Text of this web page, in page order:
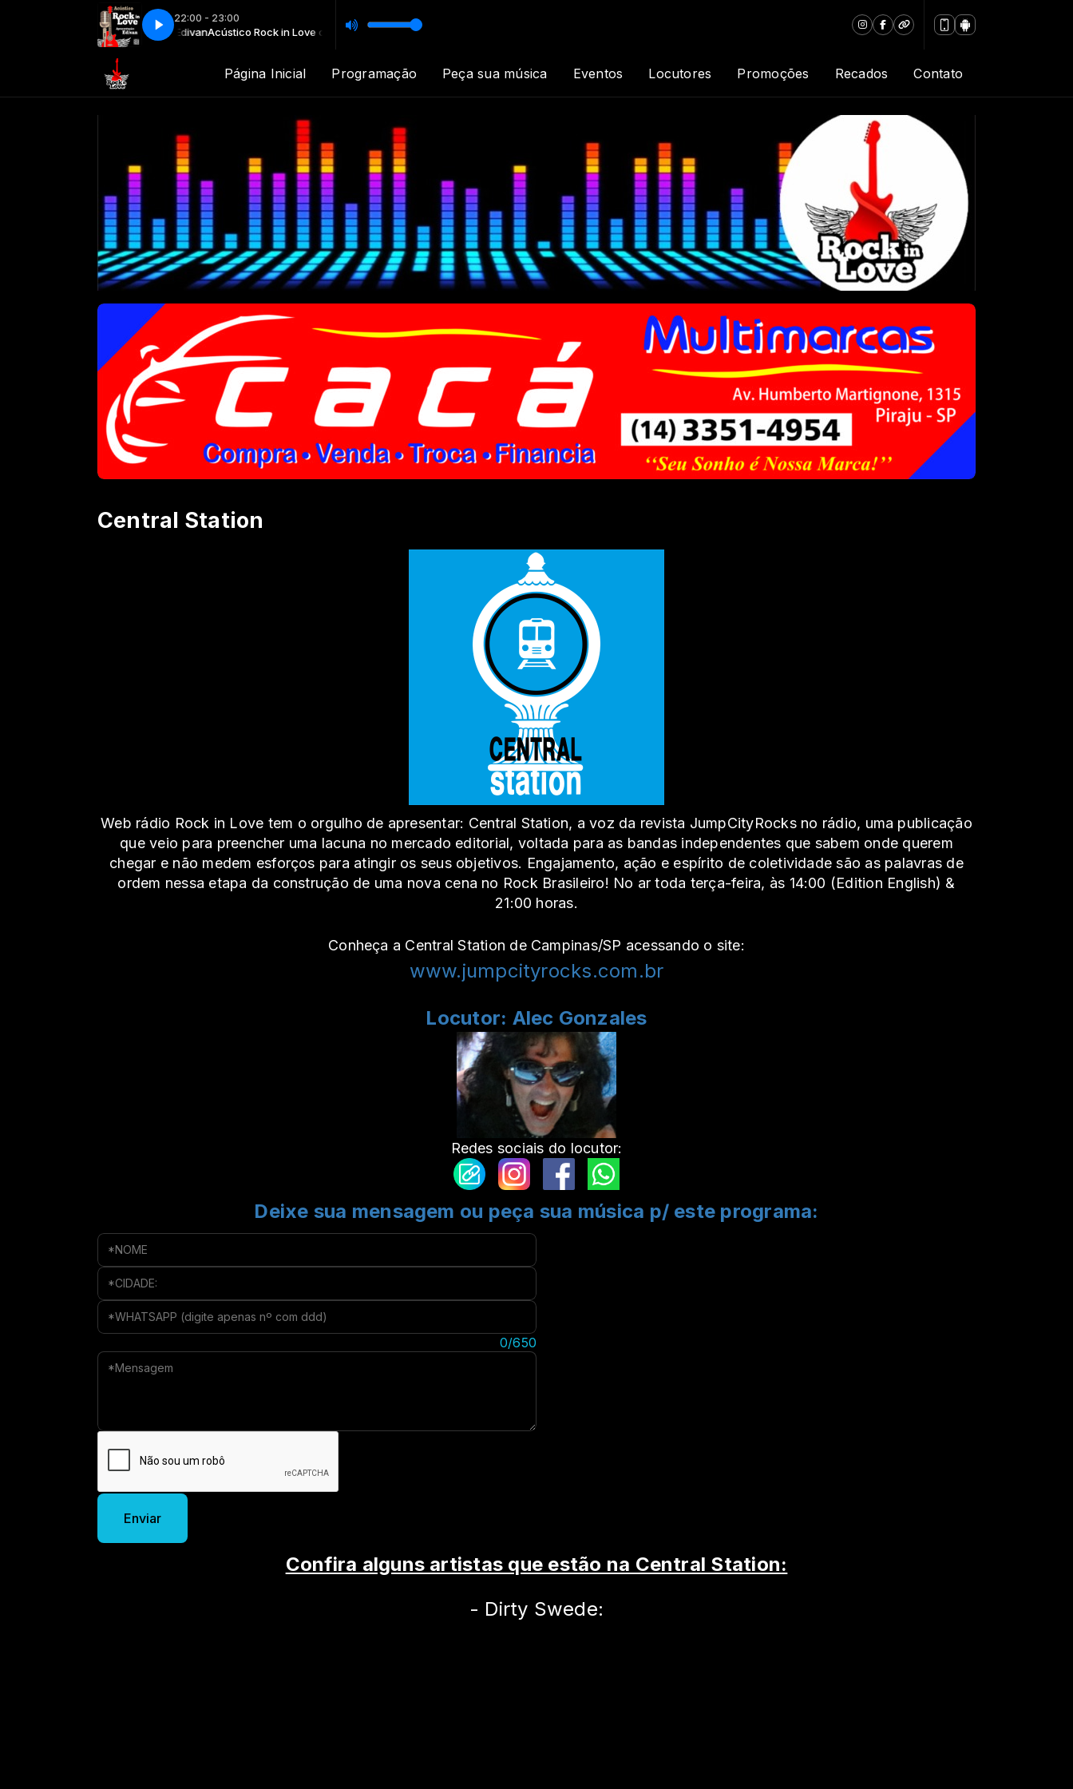
22:00 - 23:00
Acústico Rock in Love com Edivan Acústico Rock in Love com Edivan
Página Inicial Programação Peça sua música Eventos Locutores Promoções Recados Contato
Central Station
Web rádio Rock in Love tem o orgulho de apresentar: Central Station, a voz da revista JumpCityRocks no rádio, uma publicação
que veio para preencher uma lacuna no mercado editorial, voltada para as bandas independentes que sabem onde querem
chegar e não medem esforços para atingir os seus objetivos. Engajamento, ação e espírito de coletividade são as palavras de
ordem nessa etapa da construção de uma nova cena no Rock Brasileiro! No ar toda terça-feira, às 14:00 (Edition English) &
21:00 horas.
Conheça a Central Station de Campinas/SP acessando o site:
www.jumpcityrocks.com.br
Locutor: Alec Gonzales
Redes sociais do locutor:
Deixe sua mensagem ou peça sua música p/ este programa:
*NOME
*CIDADE:
*WHATSAPP (digite apenas nº com ddd)
0/650
Enviar
Confira alguns artistas que estão na Central Station:
- Dirty Swede: